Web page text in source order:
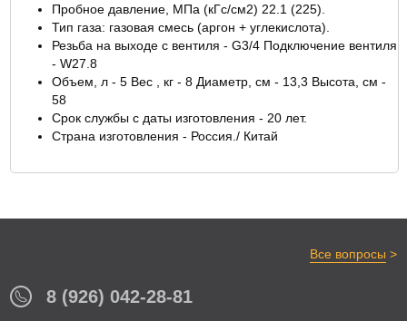
Пробное давление, МПа (кГс/см2) 22.1 (225).
Тип газа: газовая смесь (аргон + углекислота).
Резьба на выходе с вентиля - G3/4 Подключение вентиля
- W27.8
Объем, л - 5 Вес , кг - 8 Диаметр, см - 13,3 Высота, см -
58
Срок службы с даты изготовления - 20 лет.
Страна изготовления - Россия./ Китай
Все вопросы >
8 (926) 042-28-81